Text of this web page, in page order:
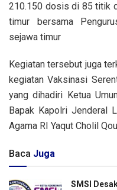
210.150 dosis di 85 titik
timur bersama
sejawa timur
Kegiatan tersebut juga
kegiatan Vaksinasi
yang dihadiri Ketua
Bapak Kapolri Jenderal
Agama RI Yaqut Cholil
Baca Juga
SMSI